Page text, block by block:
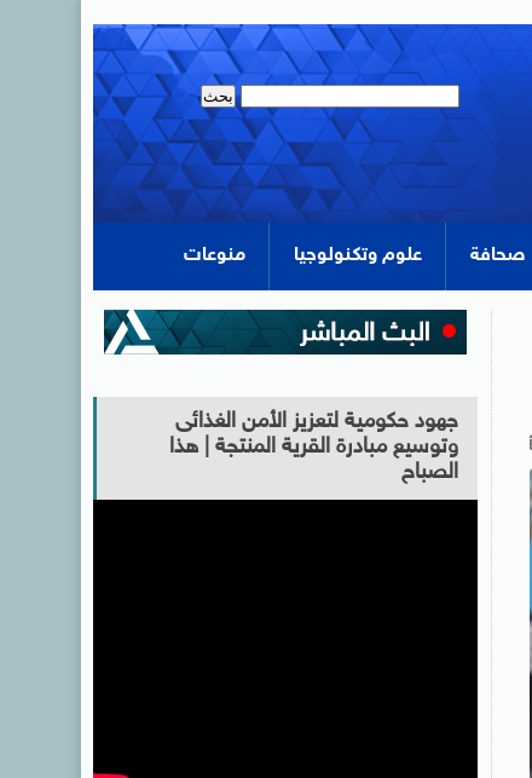
صحافة علوم وتكنولوجيا منوعات
جهود حكومية لتعزيز الأمن الغذائى
وتوسيع مبادرة القرية المنتجة | هذا
الصباح